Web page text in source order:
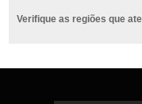
Verifique as regiões que